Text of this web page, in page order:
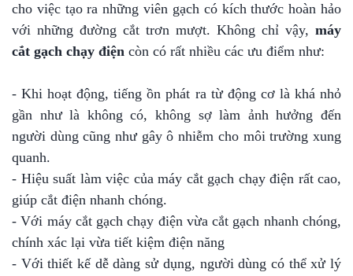
cho việc tạo ra những viên gạch có kích thước hoàn hảo
với những đường cắt trơn mượt. Không chỉ vậy, máy
cắt gạch chạy điện còn có rất nhiều các ưu điểm như:
- Khi hoạt động, tiếng ồn phát ra từ động cơ là khá nhỏ
gần như là không có, không sợ làm ảnh hưởng đến
người dùng cũng như gây ô nhiễm cho môi trường xung
quanh.
- Hiệu suất làm việc của máy cắt gạch chạy điện rất cao,
giúp cắt điện nhanh chóng.
- Với máy cắt gạch chạy điện vừa cắt gạch nhanh chóng,
chính xác lại vừa tiết kiệm điện năng
- Với thiết kế dễ dàng sử dụng, người dùng có thể xử lý